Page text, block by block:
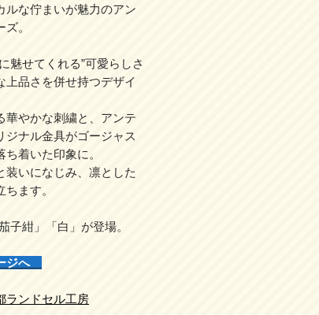
ルな佇まいが魅力のアン
。
魅せてくれる”可愛らしさ
上品さを併せ持つデザイ
華やかな刺繍と、アンテ
ジナル金具がゴージャス
着いた印象に。
装いになじみ、凛とした
ます。
子紺」「白」が登場。
ジへ
ランドセル工房